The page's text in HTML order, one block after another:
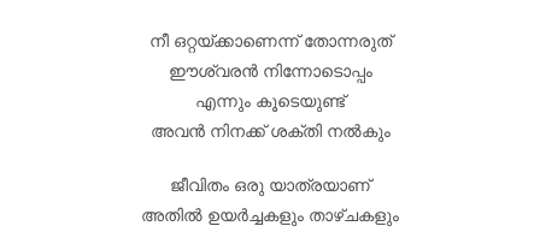
നീ ഒറ്റയ്ക്കാണെന്ന് തോന്നരുത്
ഈശ്വരൻ നിന്നോടൊപ്പം
എന്നും കൂടെയുണ്ട്
അവൻ നിനക്ക് ശക്തി നൽകും
ജീവിതം ഒരു യാത്രയാണ്
അതിൽ ഉയർച്ചകളും താഴ്ചകളും